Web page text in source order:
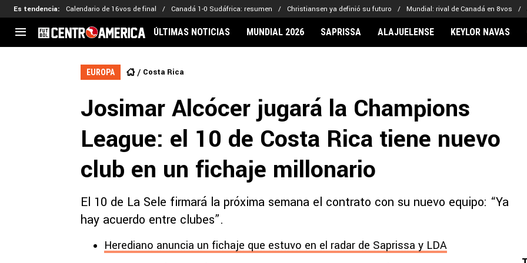
Es tendencia: Calendario de 16vos de final Canadá 1-0 Sudáfrica: resumen Christiansen ya definió su futuro Mundial: rival de Canadá en 8vos
CENTROAMÉRICA
CONCACAF
Liga de Naciones
Copa de Campeones
MLS
Kervin Arriaga
Adalberto Carrasquilla
Nathaniel Méndez-Laing
Alajuelense
Herediano
Comunicaciones
Olimpia
Real Estelí
Noticias
Real Madrid
ÚLTIMAS NOTICIAS MUNDIAL 2026 SAPRISSA ALAJUELENSE KEYLOR NAVAS
EUROPA Costa Rica
Josimar Alcócer jugará la Champions
League: el 10 de Costa Rica tiene nuevo
club en un fichaje millonario
El 10 de La Sele firmará la próxima semana el contrato con su nuevo equipo: “Ya
hay acuerdo entre clubes”.
Herediano anuncia un fichaje que estuvo en el radar de Saprissa y LDA